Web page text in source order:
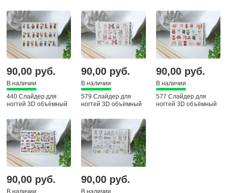
90,00 руб.
В наличии
440 Слайдер для
ногтей 3D объёмный
90,00 руб.
В наличии
579 Слайдер для
ногтей 3D объёмный
90,00 руб.
В наличии
577 Слайдер для
ногтей 3D объёмный
90,00 руб. 90,00 руб.